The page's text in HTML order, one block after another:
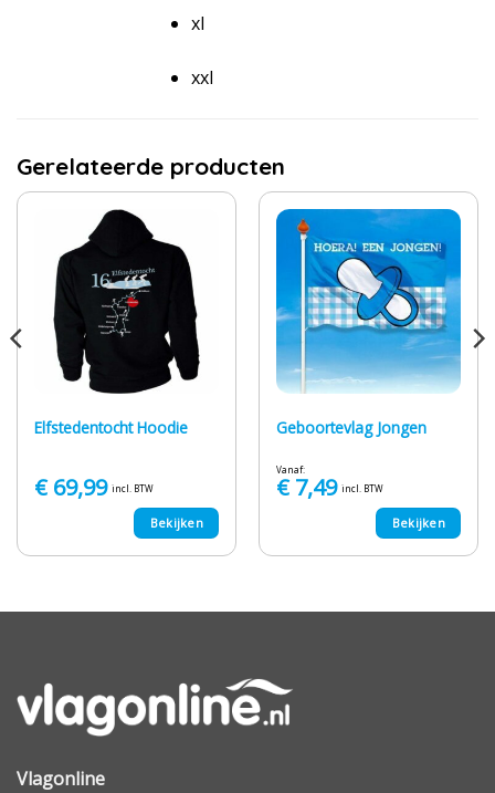
xl
xxl
Gerelateerde producten
Elfstedentocht Hoodie
€69,99 incl. BTW
Bekijken
Geboortevlag Jongen
Vanaf:
€7,49 incl. BTW
Bekijken
Vlagonline